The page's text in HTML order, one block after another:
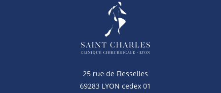
25 rue de Flesselles
69283 LYON cedex 01